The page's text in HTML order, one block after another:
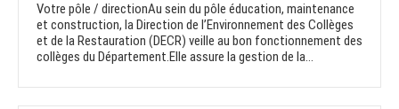
Votre pôle / directionAu sein du pôle éducation, maintenance
et construction, la Direction de l’Environnement des Collèges
et de la Restauration (DECR) veille au bon fonctionnement des
collèges du Département.Elle assure la gestion de la...